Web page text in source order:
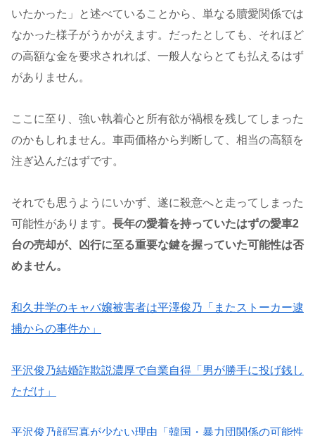
いたかった」と述べていることから、単なる贖愛関係では
なかった様子がうかがえます。だったとしても、それほど
の高額な金を要求されれば、一般人ならとても払えるはず
がありません。
ここに至り、強い執着心と所有欲が禍根を残してしまった
のかもしれません。車両価格から判断して、相当の高額を
注ぎ込んだはずです。
それでも思うようにいかず、遂に殺意へと走ってしまった
可能性があります。 長年の愛着を持っていたはずの愛車2
台の売却が、凶行に至る重要な鍵を握っていた可能性は否
めません。
和久井学のキャバ嬢被害者は平澤俊乃「またストーカー逮
捕からの事件か」
平沢俊乃結婚詐欺説濃厚で自業自得「男が勝手に投げ銭し
ただけ」
平沢俊乃顔写真が少ない理由「韓国・暴力団関係の可能性